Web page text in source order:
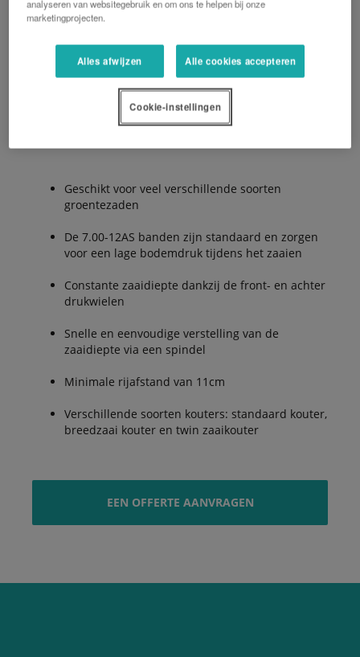
kettingspanner, voorzien voor standaard zaai-
worden vervangen zonder dat hiervoor gereedschap
nodig is.
De Voordelen:
Geschikt voor veel verschillende soorten
groentezaden
De 7.00-12AS banden zijn standaard en zorgen
voor een lage bodemdruk tijdens het zaaien
Constante zaaidiepte dankzij de front- en achter
drukwielen
Snelle en eenvoudige verstelling van de
zaaidiepte via een spindel
Minimale rijafstand van 11cm
Verschillende soorten kouters: standaard kouter,
breedzaai kouter en twin zaaikouter
EEN OFFERTE AANVRAGEN
analyseren van websitegebruik en om ons te helpen bij onze
marketingprojecten.
Alles afwijzen Alle cookies accepteren
Cookie-instellingen